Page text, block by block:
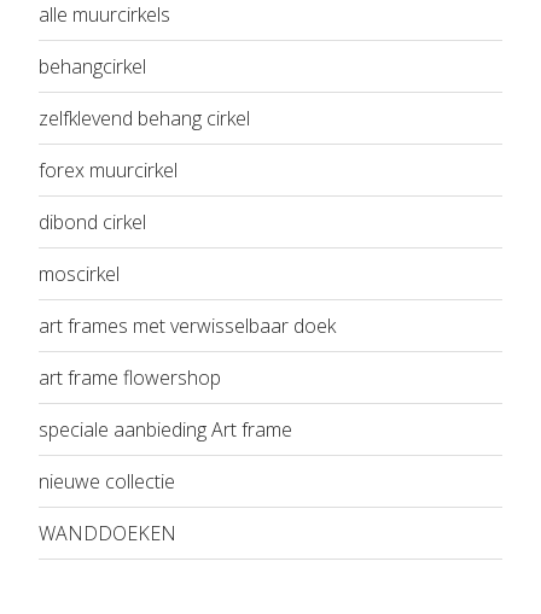
alle muurcirkels
behangcirkel
zelfklevend behang cirkel
forex muurcirkel
dibond cirkel
moscirkel
art frames met verwisselbaar doek
art frame flowershop
speciale aanbieding Art frame
nieuwe collectie
WANDDOEKEN